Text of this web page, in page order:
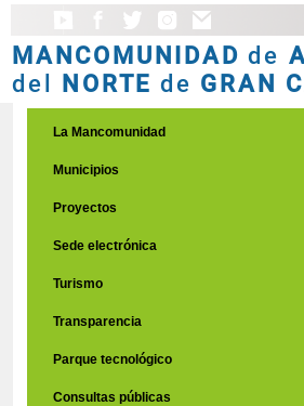
MANCOMUNIDAD de
del NORTE de GRAN
La Mancomunidad
Municipios
Proyectos
Sede electrónica
Turismo
Transparencia
Parque tecnológico
Consultas públicas